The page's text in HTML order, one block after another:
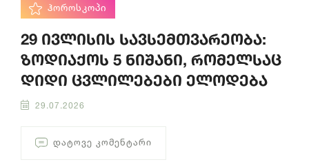
ᲰᲝᲠᲝᲡᲙᲝᲞᲘ
29 ივლისის სავსემთვარეობა:
ზოდიაქოს 5 ნიშანი, რომელსაც
დიდი ცვლილებები ელოდება
29.07.2026
ᲓᲐᲢᲝᲕᲔ ᲙᲝᲛᲔᲜᲢᲐᲠᲘ